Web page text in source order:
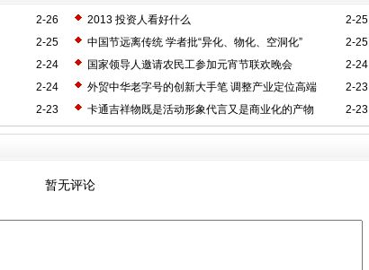
2-26 2-25
2013 投资人看好什么
2-25
2-25
中国节远离传统 学者批“异化、物化、空洞化”
2-24
2-24
国家领导人邀请农民工参加元宵节联欢晚会
2-24
2-23
外贸中华老字号的创新大手笔 调整产业定位高端
2-23
2-23
卡通吉祥物既是活动形象代言又是商业化的产物
暂无评论